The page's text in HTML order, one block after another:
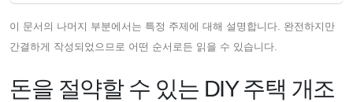
이 문서의 나머지 부분에서는 특정 주제에 대해 설명합니다. 완전하지만
간결하게 작성되었으므로 어떤 순서로든 읽을 수 있습니다.
돈을 절약할 수 있는 DIY 주택 개조